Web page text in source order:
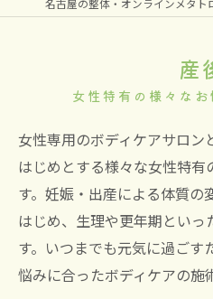
産
女性特有の様々な
女性専用のボディケアサロン
はじめとする様々な女性特
す。妊娠・出産による体質の
はじめ、生理や更年期とい
す。いつまでも元気に過ごす
悩みに合ったボディケアの施